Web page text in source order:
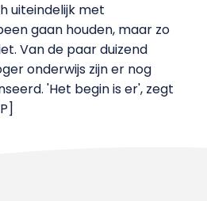
uiteindelijk met
gaan houden, maar zo
Van de paar duizend
onderwijs zijn er nog
'Het begin is er', zegt